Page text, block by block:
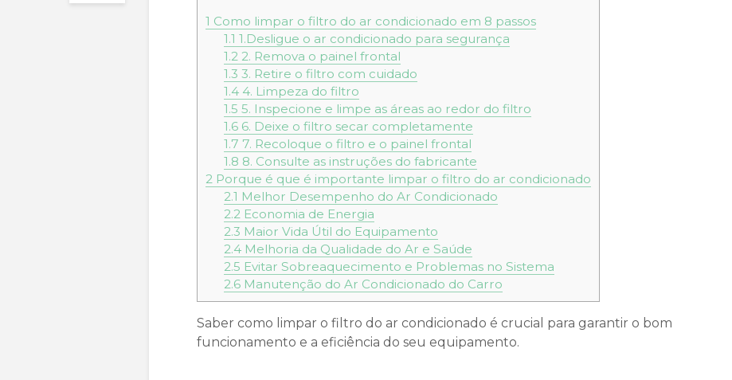
1 Como limpar o filtro do ar condicionado em 8 passos
1.1 1.Desligue o ar condicionado para segurança
1.22. Remova o painel frontal
1.3 3. Retire o filtro com cuidado
1.44. Limpeza do filtro
1.5 5. Inspecione e limpe as áreas ao redor do filtro
1.66. Deixe o filtro secar completamente
1.7 7. Recoloque o filtro e o painel frontal
1.8 8. Consulte as instruções do fabricante
2 Porque é que é importante limpar o filtro do ar condicionado
2.1 Melhor Desempenho do Ar Condicionado
2.2Economia de Energia
2.3 Maior Vida Útil do Equipamento
2.4Melhoria da Qualidade do Ar e Saúde
2.5 Evitar Sobreaquecimento e Problemas no Sistema
2.6Manutenção do Ar Condicionado do Carro
Saber como limpar o filtro do ar condicionado é crucial para garantir o bom
funcionamento e a eficiência do seu equipamento.